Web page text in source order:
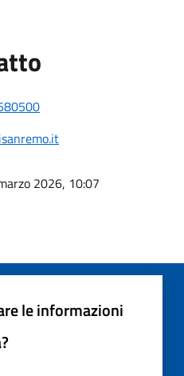
2026, 10:07
le informazioni